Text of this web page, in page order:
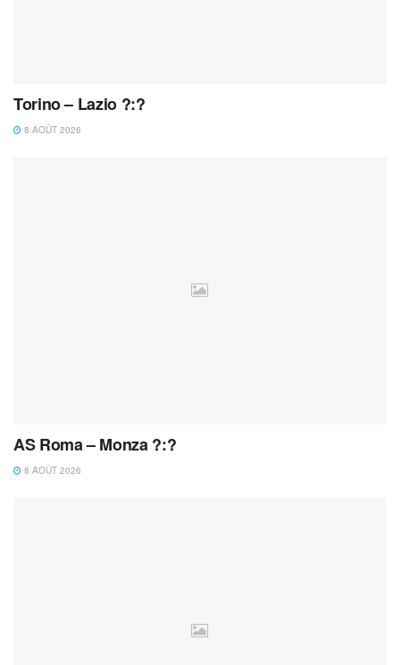
Torino – Lazio ?:?
8 AOÛT 2026
AS Roma – Monza ?:?
8 AOÛT 2026